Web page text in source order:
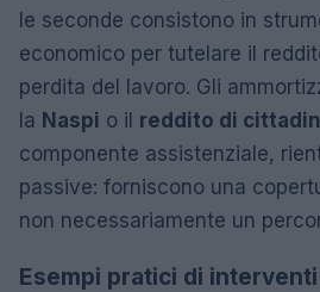
le seconde consistono in
economico per tutelare il
perdita del lavoro. Gli
la Naspi o il reddito di
componente assistenziale,
passive: forniscono una
non necessariamente un
Esempi pratici di interventi